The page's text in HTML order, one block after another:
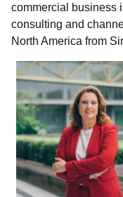
commercial business
consulting and
North America from